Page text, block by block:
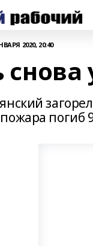
2020, 20:40
пожара